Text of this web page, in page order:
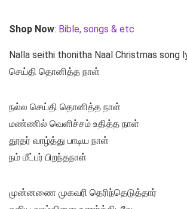
Shop Now: Bible, songs & etc
Nalla seithi thonitha Naal Christmas song
செய்தி தொனித்த நாள்
நல்ல செய்தி தொனித்த நாள்
மண்ணில் வெளிச்சம் உதித்த நாள்
தூதர் வாழ்த்து பாடிய நாள்
நம் மீட்பர் பிறந்தநாள்
முன்னணை முகவரி தெரிந்தெடுத்தார்